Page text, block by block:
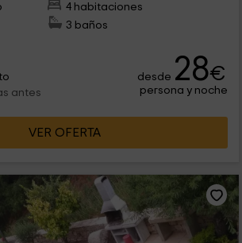
4 habitaciones
3 baños
antes
desde 28€
persona y noche
VER OFERTA